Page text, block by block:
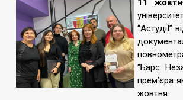
11
“АстудіЇ”
"Барс.
премʼєра
жовтня.